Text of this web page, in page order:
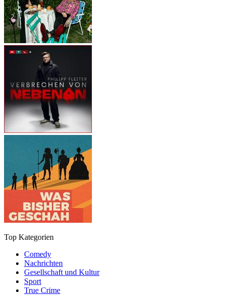
Top Kategorien
Comedy
Nachrichten
Gesellschaft und Kultur
Sport
True Crime